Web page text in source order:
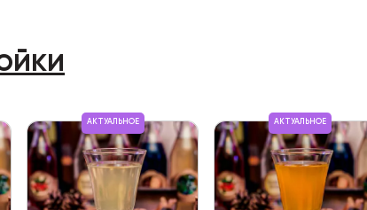
АКТУАЛЬНОЕ АКТУАЛЬНОЕ